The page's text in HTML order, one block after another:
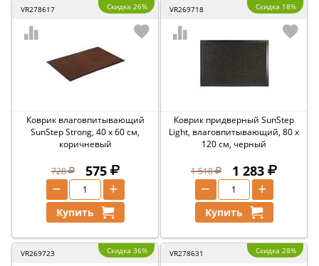
VR278617 Скидка 26%
Коврик влаговпитывающий
SunStep Strong, 40 x 60 см,
коричневый
728 575
+
−
Купить
VR269718 Скидка 18%
Коврик придверный SunStep
Light, влаговпитывающий, 80 x
120 см, черный
1 518 1 283
+
−
Купить
VR269723 Скидка 36% VR278631 Скидка 28%